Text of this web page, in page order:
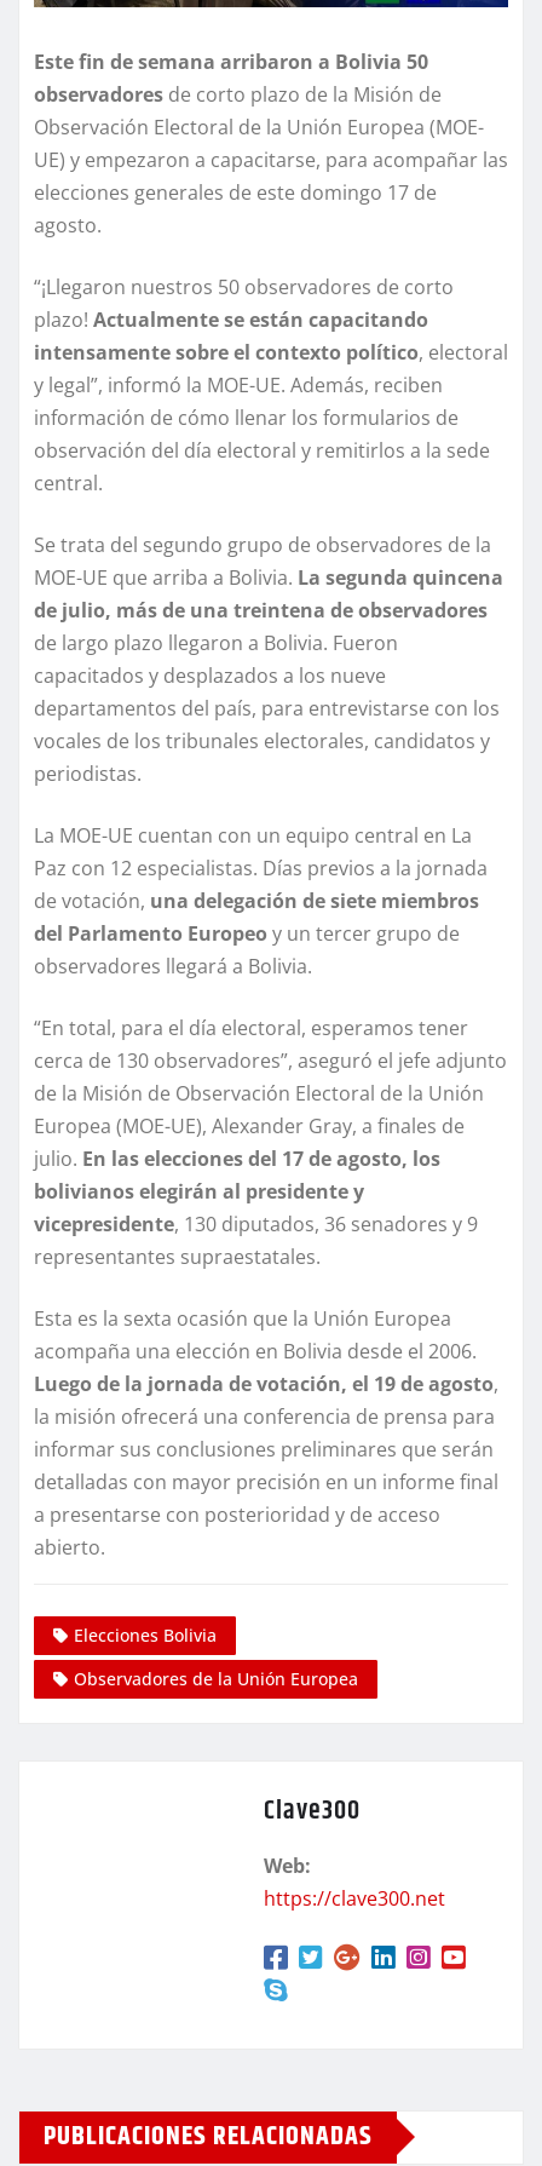
Este fin de semana arribaron a Bolivia 50
observadores de corto plazo de la Misión de
Observación Electoral de la Unión Europea (MOE-
UE) y empezaron a capacitarse, para acompañar las
elecciones generales de este domingo 17 de
agosto.
“¡Llegaron nuestros 50 observadores de corto
plazo! Actualmente se están capacitando
intensamente sobre el contexto político, electoral
y legal”, informó la MOE-UE. Además, reciben
información de cómo llenar los formularios de
observación del día electoral y remitirlos a la sede
central.
Se trata del segundo grupo de observadores de la
MOE-UE que arriba a Bolivia. La segunda quincena
de julio, más de una treintena de observadores
de largo plazo llegaron a Bolivia. Fueron
capacitados y desplazados a los nueve
departamentos del país, para entrevistarse con los
vocales de los tribunales electorales, candidatos y
periodistas.
La MOE-UE cuentan con un equipo central en La
Paz con 12 especialistas. Días previos a la jornada
de votación, una delegación de siete miembros
del Parlamento Europeo y un tercer grupo de
observadores llegará a Bolivia.
“En total, para el día electoral, esperamos tener
cerca de 130 observadores”, aseguró el jefe adjunto
de la Misión de Observación Electoral de la Unión
Europea (MOE-UE), Alexander Gray, a finales de
julio. En las elecciones del 17 de agosto, los
bolivianos elegirán al presidente y
vicepresidente, 130 diputados, 36 senadores y 9
representantes supraestatales.
Esta es la sexta ocasión que la Unión Europea
acompaña una elección en Bolivia desde el 2006.
Luego de la jornada de votación, el 19 de agosto,
la misión ofrecerá una conferencia de prensa para
informar sus conclusiones preliminares que serán
detalladas con mayor precisión en un informe final
a presentarse con posterioridad y de acceso
abierto.
Elecciones Bolivia
Observadores de la Unión Europea
Clave300
Web:
https://clave300.net
PUBLICACIONES RELACIONADAS